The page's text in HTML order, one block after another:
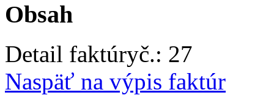
Obsah
Detail faktúryč.: 27
Naspäť na výpis faktúr